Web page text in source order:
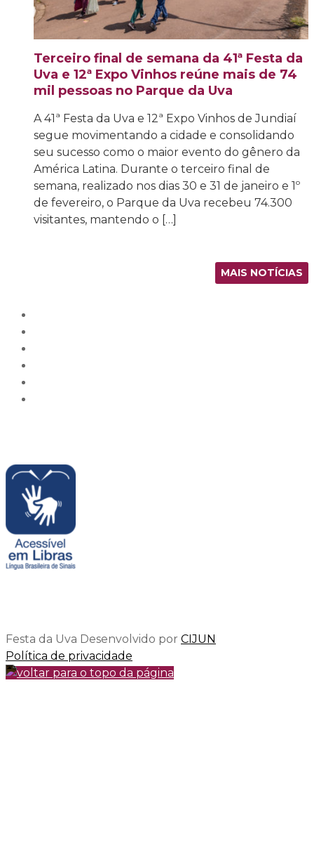
Terceiro final de semana da 41ª Festa da
Uva e 12ª Expo Vinhos reúne mais de 74
mil pessoas no Parque da Uva
A 41ª Festa da Uva e 12ª Expo Vinhos de Jundiaí
segue movimentando a cidade e consolidando
seu sucesso como o maior evento do gênero da
América Latina. Durante o terceiro final de
semana, realizado nos dias 30 e 31 de janeiro e 1º
de fevereiro, o Parque da Uva recebeu 74.300
visitantes, mantendo o […]
MAIS NOTÍCIAS
Festa da Uva Desenvolvido por CIJUN
Política de privacidade